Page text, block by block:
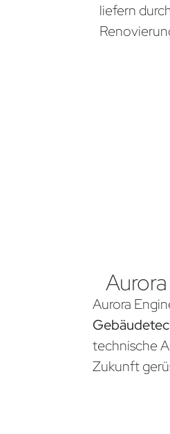
liefern
Aurora
technische
Zukunft